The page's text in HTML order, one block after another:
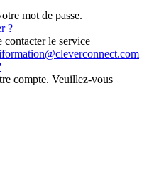
mot de passe.
?
contacter le service
compte. Veuillez-vous